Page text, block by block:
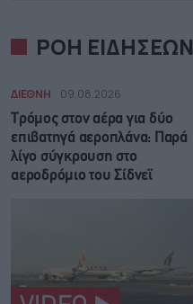
ΡΟΗ ΕΙΔΗΣΕΩΝ
ΔΙΕΘΝΗ 09.08.2026
Τρόμος στον αέρα για δύο
επιβατηγά αεροπλάνα: Παρά
λίγο σύγκρουση στο
αεροδρόμιο του Σίδνεϊ